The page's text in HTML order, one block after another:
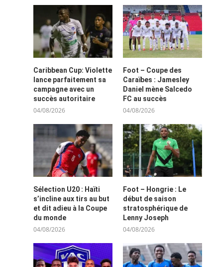
Caribbean Cup: Violette
lance parfaitement sa
campagne avec un
succès autoritaire
04/08/2026
Foot – Coupe des
Caraïbes : Jamesley
Daniel mène Salcedo
FC au succès
04/08/2026
Sélection U20 : Haïti
s’incline aux tirs au but
et dit adieu à la Coupe
du monde
04/08/2026
Foot – Hongrie : Le
début de saison
stratosphérique de
Lenny Joseph
04/08/2026